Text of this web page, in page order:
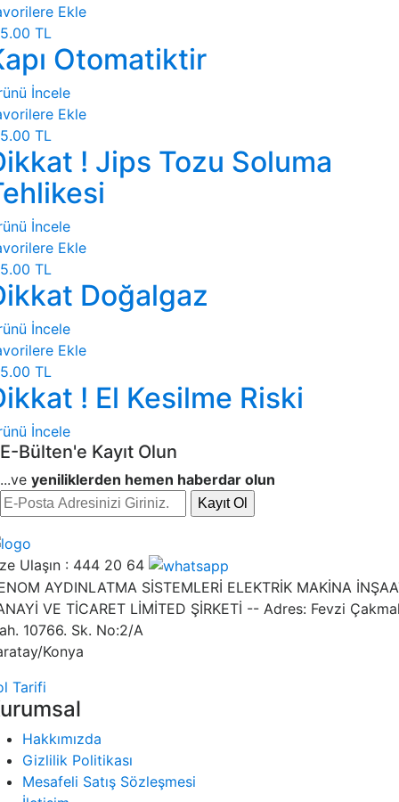
Ekle
TL
Otomatiktir
İncele
Ekle
TL
! Jips Tozu Soluma
İncele
Ekle
TL
Doğalgaz
İncele
Ekle
TL
! El Kesilme Riski
İncele
E-Bülten'e Kayıt Olun
...ve yeniliklerden hemen haberdar olun
Kayıt Ol
Ulaşın : 444 20 64
AYDINLATMA SİSTEMLERİ ELEKTRİK MAKİNA
VE TİCARET LİMİTED ŞİRKETİ -- Adres: Fevzi
10766. Sk. No:2/A
Konya
Tarifi
Hakkımızda
Gizlilik Politikası
Mesafeli Satış Sözleşmesi